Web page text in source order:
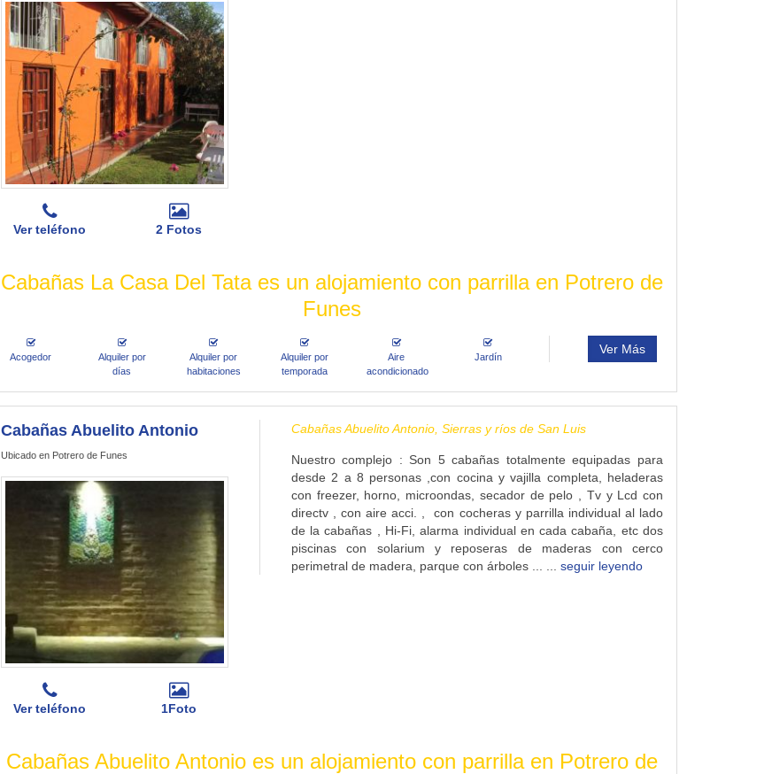
Ver teléfono 2 Fotos
Cabañas La Casa Del Tata es un alojamiento con parrilla en Potrero de
Funes
Acogedor
Alquiler por
días
Alquiler por
habitaciones
Alquiler por
temporada
Aire
acondicionado
Jardín
Ver Más
Cabañas Abuelito Antonio
Ubicado en Potrero de Funes
Ver teléfono 1Foto
Cabañas Abuelito Antonio, Sierras y ríos de San Luis
Nuestro complejo : Son 5 cabañas totalmente equipadas para
desde 2 a 8 personas ,con cocina y vajilla completa, heladeras
con freezer, horno, microondas, secador de pelo , Tv y Lcd con
directv , con aire acci. , con cocheras y parrilla individual al lado
de la cabañas , Hi-Fi, alarma individual en cada cabaña, etc dos
piscinas con solarium y reposeras de maderas con cerco
perimetral de madera, parque con árboles ... ... seguir leyendo
Cabañas Abuelito Antonio es un alojamiento con parrilla en Potrero de